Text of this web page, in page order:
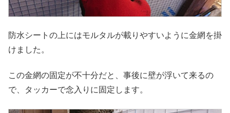
防水シートの上にはモルタルが載りやすいように金網を掛
けました。
この金網の固定が不十分だと、事後に壁が浮いて来るの
で、タッカーで念入りに固定します。